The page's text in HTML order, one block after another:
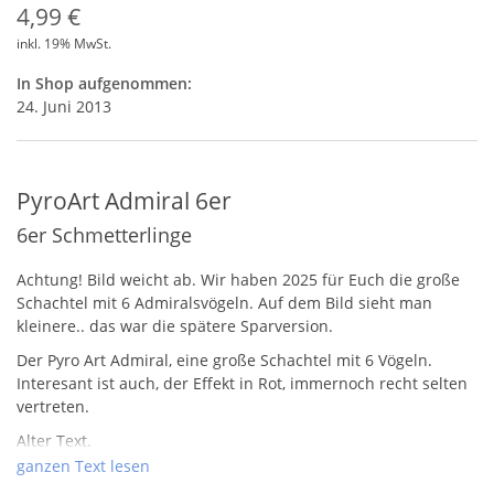
4,99 €
inkl. 19% MwSt.
In Shop aufgenommen:
24. Juni 2013
PyroArt Admiral 6er
6er Schmetterlinge
Achtung! Bild weicht ab. Wir haben 2025 für Euch die große
Schachtel mit 6 Admiralsvögeln. Auf dem Bild sieht man
kleinere.. das war die spätere Sparversion.
Der Pyro Art Admiral, eine große Schachtel mit 6 Vögeln.
Interesant ist auch, der Effekt in Rot, immernoch recht selten
vertreten.
Alter Text.
Eine mittelgroße Schachtel mit 6 aufsteigenden Vögeln.
ganzen Text lesen